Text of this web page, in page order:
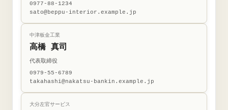
0977-88-1234
sato@beppu-interior.example.jp
中津板金工業
高橋 真司
代表取締役
0979-55-6789
takahashi@nakatsu-bankin.example.jp
大分左官サービス